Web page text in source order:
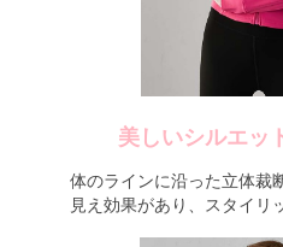
美しいシルエッ
体のラインに沿った立体裁
見え効果があり、スタイリ